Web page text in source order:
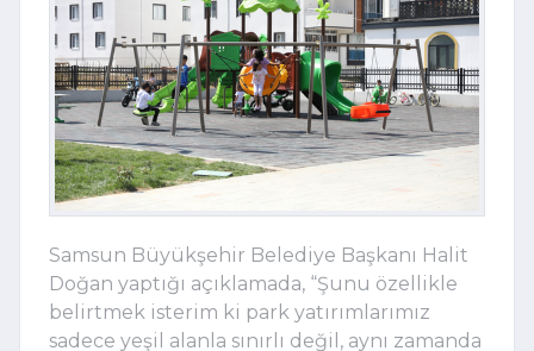
Samsun Büyükşehir Belediye Başkanı Halit
Doğan yaptığı açıklamada, “Şunu özellikle
belirtmek isterim ki park yatırımlarımız
sadece yeşil alanla sınırlı değil, aynı zamanda